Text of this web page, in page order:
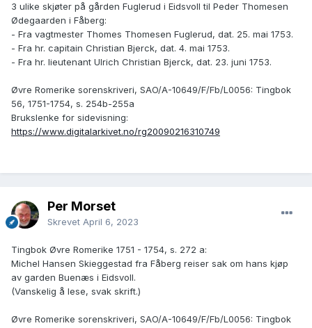
3 ulike skjøter på gården Fuglerud i Eidsvoll til Peder Thomesen
Ødegaarden i Fåberg:
- Fra vagtmester Thomes Thomesen Fuglerud, dat. 25. mai 1753.
- Fra hr. capitain Christian Bjerck, dat. 4. mai 1753.
- Fra hr. lieutenant Ulrich Christian Bjerck, dat. 23. juni 1753.
Øvre Romerike sorenskriveri, SAO/A-10649/F/Fb/L0056: Tingbok
56, 1751-1754, s. 254b-255a
Brukslenke for sidevisning:
https://www.digitalarkivet.no/rg20090216310749
Per Morset
Skrevet April 6, 2023
Tingbok Øvre Romerike 1751 - 1754, s. 272 a:
Michel Hansen Skieggestad fra Fåberg reiser sak om hans kjøp
av garden Buenæs i Eidsvoll.
(Vanskelig å lese, svak skrift.)
Øvre Romerike sorenskriveri, SAO/A-10649/F/Fb/L0056: Tingbok